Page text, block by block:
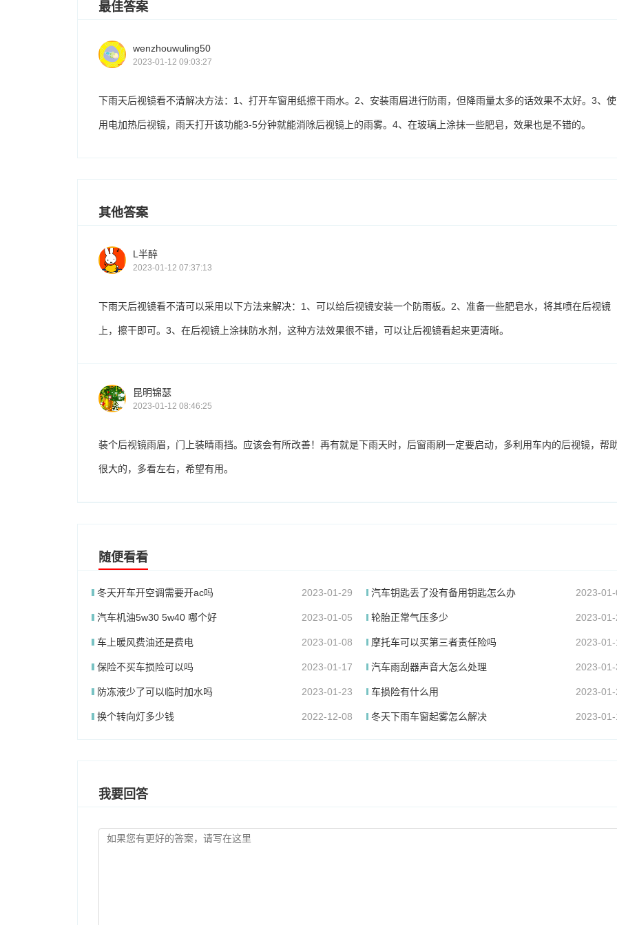
最佳答案
wenzhouwuling50
2023-01-12 09:03:27
下雨天后视镜看不清解决方法：1、打开车窗用纸擦干雨水。2、安装雨眉进行防雨，但降雨量太多的话效果不太好。3、使
用电加热后视镜，雨天打开该功能3-5分钟就能消除后视镜上的雨雾。4、在玻璃上涂抹一些肥皂，效果也是不错的。
其他答案
L半醉
2023-01-12 07:37:13
下雨天后视镜看不清可以采用以下方法来解决：1、可以给后视镜安装一个防雨板。2、准备一些肥皂水，将其喷在后视镜
上，擦干即可。3、在后视镜上涂抹防水剂，这种方法效果很不错，可以让后视镜看起来更清晰。
昆明锦瑟
2023-01-12 08:46:25
装个后视镜雨眉，门上装晴雨挡。应该会有所改善！再有就是下雨天时，后窗雨刷一定要启动，多利用车内的后视镜，帮
很大的，多看左右，希望有用。
随便看看
冬天开车开空调需要开ac吗 2023-01-29 汽车钥匙丢了没有备用钥匙怎么办 2023-
汽车机油5w30 5w40 哪个好 2023-01-05 轮胎正常气压多少 2023-
车上暖风费油还是费电 2023-01-08 摩托车可以买第三者责任险吗 2023-
保险不买车损险可以吗 2023-01-17 汽车雨刮器声音大怎么处理 2023-
防冻液少了可以临时加水吗 2023-01-23 车损险有什么用 2023-
换个转向灯多少钱 2022-12-08 冬天下雨车窗起雾怎么解决 2023-
我要回答